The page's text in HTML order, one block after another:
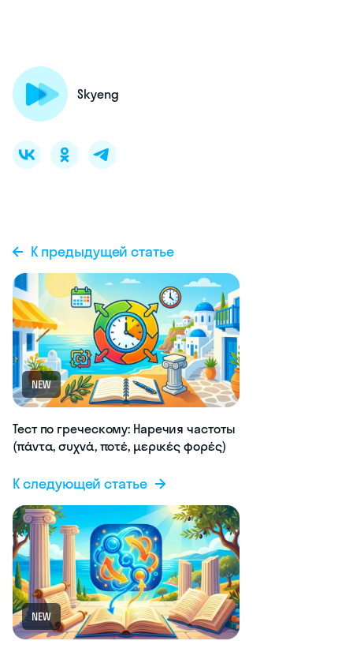
Skyeng
К предыдущей статье
NEW
Тест по греческому: Наречия частоты
(πάντα, συχνά, ποτέ, μερικές φορές)
К следующей статье
NEW